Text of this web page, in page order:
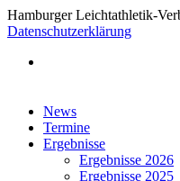
Hamburger Leichtathletik-
Datenschutzerklärung
Close
Menu
News
Termine
Ergebnisse
Ergebnisse 2026
Ergebnisse 2025